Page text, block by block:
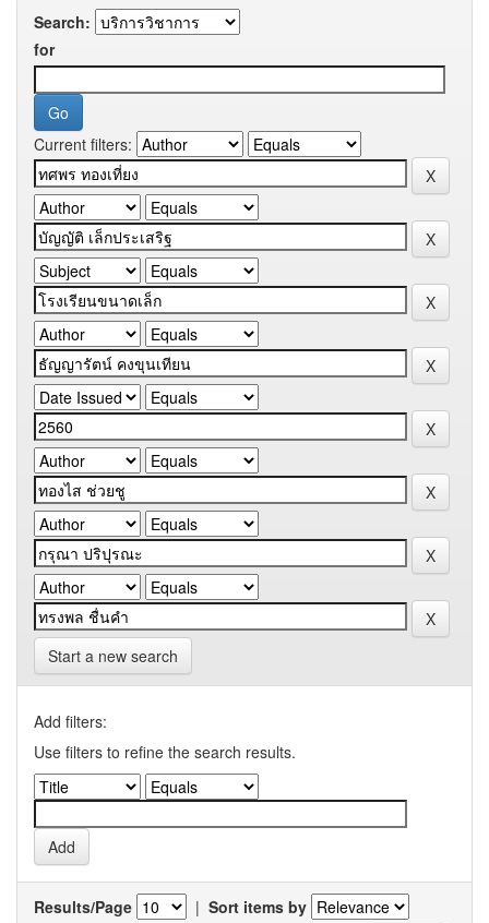
Search:
for
Current filters:
Start a new search
Add filters:
Use filters to refine the search results.
Results/Page | Sort items by